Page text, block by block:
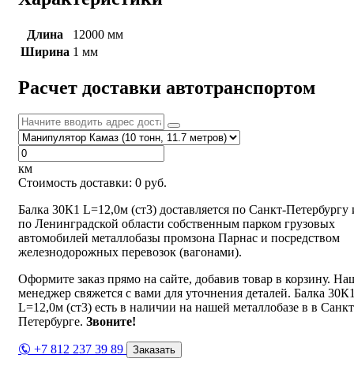
Длина
12000 мм
Ширина 1 мм
Расчет доставки автотранспортом
км
Стоимость доставки: 0 руб.
Балка 30К1 L=12,0м (ст3) доставляется по Санкт-Петербургу
по Ленинградской области собственным парком грузовых
автомобилей металлобазы промзона Парнас и посредством
железнодорожных перевозок (вагонами).
Оформите заказ прямо на сайте, добавив товар в корзину.
менеджер свяжется с вами для уточнения деталей. Балка
L=12,0м (ст3) есть в наличии на нашей металлобазе в в
Петербурге. Звоните!
+7 812 237 39 89 Заказать